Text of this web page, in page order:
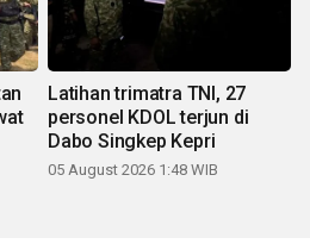
Latihan trimatra TNI, 27
personel KDOL terjun di
Dabo Singkep Kepri
05 August 2026 1:48 WIB